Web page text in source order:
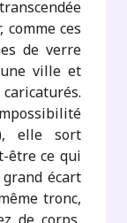
ces
de verre
ville et
elle sort
être ce qui
écart
tronc,